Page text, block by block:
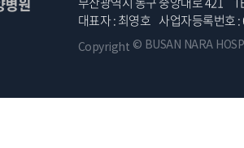
대표자 : 최영호 사업자등록번호 :
Copyright © BUSAN NARA